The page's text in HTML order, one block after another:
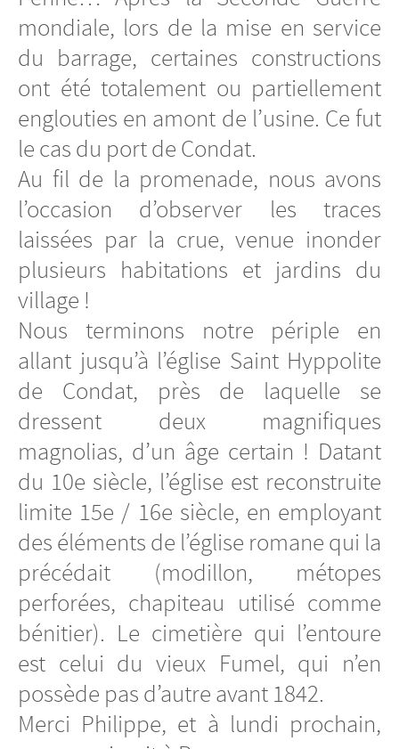
mondiale, lors de la mise en service
du barrage, certaines constructions
ont été totalement ou partiellement
englouties en amont de l’usine. Ce fut
le cas du port de Condat.
Au fil de la promenade, nous avons
l’occasion d’observer les traces
laissées par la crue, venue inonder
plusieurs habitations et jardins du
village !
Nous terminons notre périple en
allant jusqu’à l’église Saint Hyppolite
de Condat, près de laquelle se
dressent deux magnifiques
magnolias, d’un âge certain ! Datant
du 10e siècle, l’église est reconstruite
limite 15e / 16e siècle, en employant
des éléments de l’église romane qui la
précédait (modillon, métopes
perforées, chapiteau utilisé comme
bénitier). Le cimetière qui l’entoure
est celui du vieux Fumel, qui n’en
possède pas d’autre avant 1842.
Merci Philippe, et à lundi prochain,